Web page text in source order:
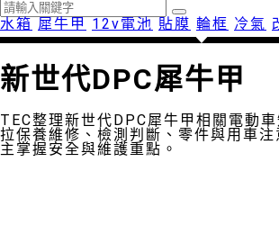
水箱 犀牛甲 12v電池 貼膜 輪框 冷氣
新世代DPC犀牛甲
TEC整理新世代DPC犀牛甲相關電動
拉保養維修、檢測判斷、零件與用車
主掌握安全與維護重點。